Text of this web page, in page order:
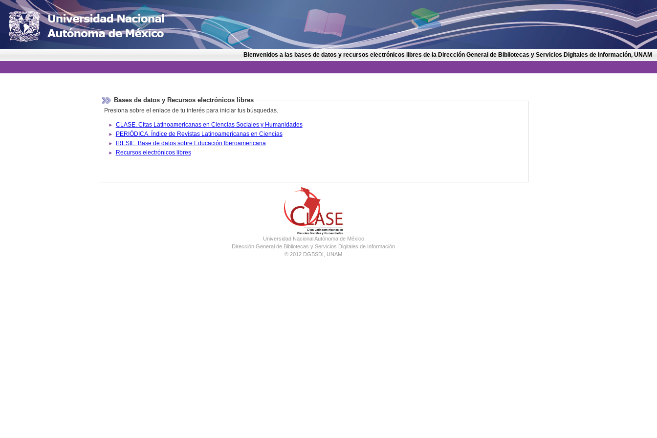
Bienvenidos a las bases de datos y recursos electrónicos libres de la Dirección General de Bibliotecas y Servicios Digitales de Información, UNAM
Bases de datos y Recursos electrónicos libres
Presiona sobre el enlace de tu interés para iniciar tus búsquedas.
CLASE. Citas Latinoamericanas en Ciencias Sociales y Humanidades
PERIÓDICA. Índice de Revistas Latinoamericanas en Ciencias
IRESIE. Base de datos sobre Educación Iberoamericana
Recursos electrónicos libres
Universidad Nacional Autónoma de México
Dirección General de Bibliotecas y Servicios Digitales de Información
© 2012 DGBSDI, UNAM